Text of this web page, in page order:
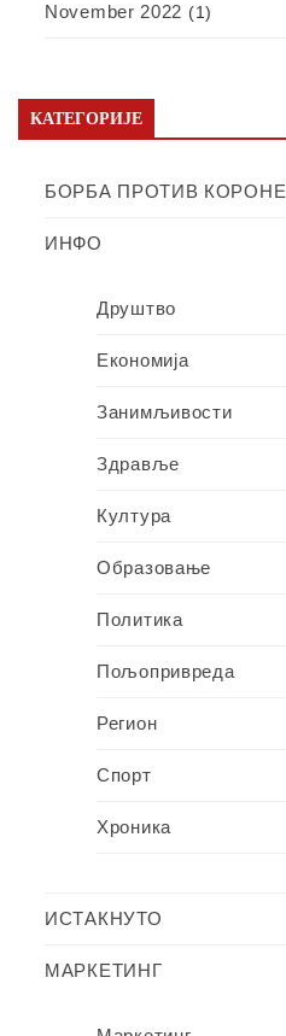
November 2022 (1)
КАТЕГОРИЈЕ
БОРБА ПРОТИВ КОРОНЕ
ИНФО
Друштво
Економија
Занимљивости
Здравље
Култура
Образовање
Политика
Пољопривреда
Регион
Спорт
Хроника
ИСТАКНУТО
МАРКЕТИНГ